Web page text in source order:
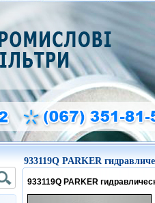
933119Q PARKER
933119Q PARKER